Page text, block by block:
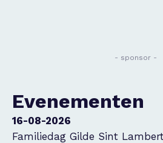
- sponsor -
Evenementen
16-08-2026
Familiedag Gilde Sint